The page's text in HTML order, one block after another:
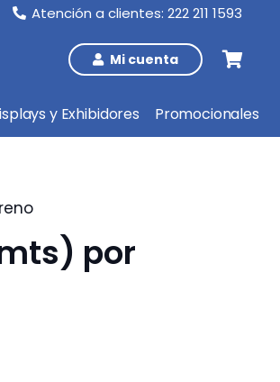
Atención a clientes: 222 211 1593
Mi cuenta
y Exhibidores Promocionales
por